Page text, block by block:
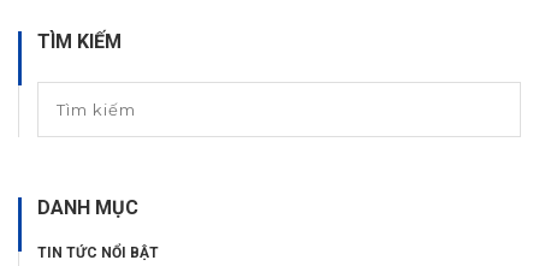
TÌM KIẾM
DANH MỤC
TIN TỨC NỔI BẬT